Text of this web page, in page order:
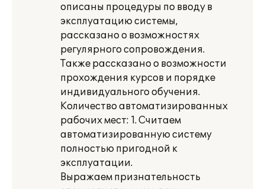
описаны процедуры по вводу в
эксплуатацию системы,
рассказано о возможностях
регулярного сопровождения.
Также рассказано о возможности
прохождения курсов и порядке
индивидуального обучения.
Количество автоматизированных
рабочих мест: 1. Считаем
автоматизированную систему
полностью пригодной к
эксплуатации.
Выражаем признательность